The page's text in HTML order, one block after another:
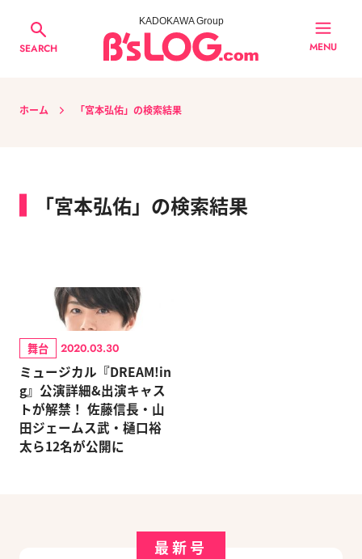
SEARCH
KADOKAWA Group
MENU
ホーム 「宮本弘佑」の検索結果
「宮本弘佑」の検索結果
舞台 2020.03.30
ミュージカル『DREAM!in
g』公演詳細&出演キャス
トが解禁！ 佐藤信長・山
田ジェームス武・樋口裕
太ら12名が公開に
最新号